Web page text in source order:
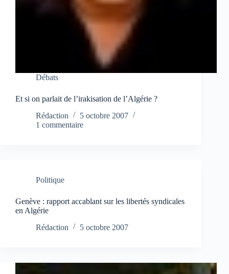
Débats
Et si on parlait de l’irakisation de l’Algérie ?
Rédaction
5 octobre 2007
1 commentaire
Politique
Genève : rapport accablant sur les libertés syndicales
en Algérie
Rédaction
5 octobre 2007